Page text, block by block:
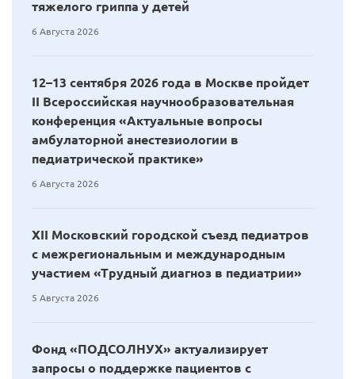
тяжелого гриппа у детей
6 Августа 2026
12–13 сентября 2026 года в Москве пройдет
II Всероссийская научнообразовательная
конференция «Актуальные вопросы
амбулаторной анестезиологии в
педиатрической практике»
6 Августа 2026
XII Московский городской съезд педиатров
с межрегиональным и международным
участием «Трудный диагноз в педиатрии»
5 Августа 2026
Фонд «ПОДСОЛНУХ» актуализирует
запросы о поддержке пациентов с